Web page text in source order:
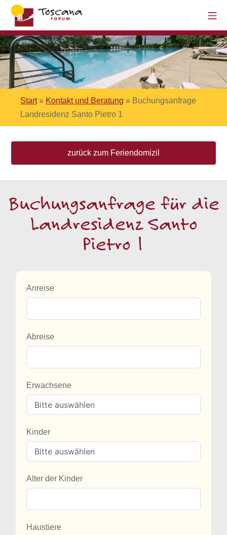
Start» Kontakt und Beratung » Buchungsanfrage
Landresidenz Santo Pietro 1
zurück zum Feriendomizil
Buchungsanfrage für die
Landresidenz Santo
Pietro 1
Anreise
Abreise
Erwachsene
Kinder
Alter der Kinder
Haustiere